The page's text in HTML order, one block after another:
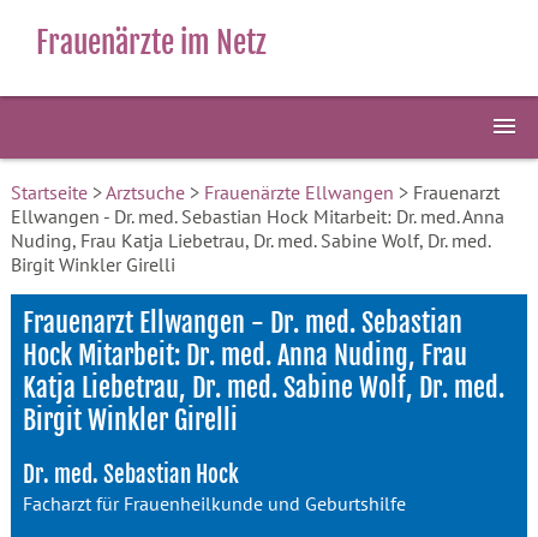
Frauenärzte im Netz
Startseite>Arztsuche> Frauenärzte Ellwangen > Frauenarzt
Ellwangen - Dr. med. Sebastian Hock Mitarbeit: Dr. med. Anna
Nuding, Frau Katja Liebetrau, Dr. med. Sabine Wolf, Dr. med.
Birgit Winkler Girelli
Frauenarzt Ellwangen - Dr. med. Sebastian
Hock Mitarbeit: Dr. med. Anna Nuding, Frau
Katja Liebetrau, Dr. med. Sabine Wolf, Dr. med.
Birgit Winkler Girelli
Dr. med. Sebastian Hock
Facharzt für Frauenheilkunde und Geburtshilfe